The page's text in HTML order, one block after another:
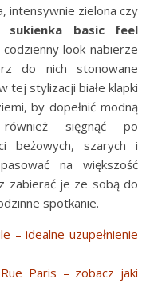
intensywnie zielona czy
sukienka basic feel
look nabierze
do nich stonowane
tej stylizacji białe klapki
by dopełnić modną
sięgnąć po
beżowych, szarych i
na większość
zabierać je ze sobą do
spotkanie.
– idealne uzupełnienie
Paris – zobacz jaki